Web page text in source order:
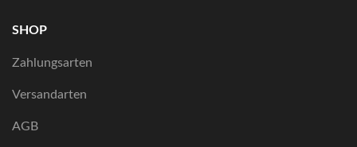
SHOP
Zahlungsarten
Versandarten
AGB